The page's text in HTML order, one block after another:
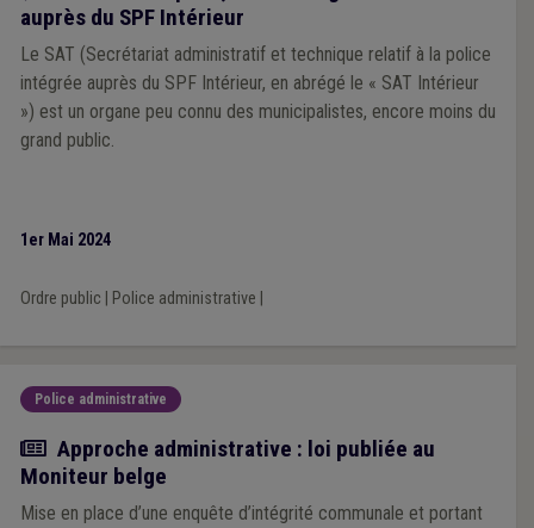
auprès du SPF Intérieur
Le SAT (Secrétariat administratif et technique relatif à la police
intégrée auprès du SPF Intérieur, en abrégé le « SAT Intérieur
») est un organe peu connu des municipalistes, encore moins du
grand public.
1er Mai 2024
Ordre public Police administrative
Police administrative
Actualité
Approche administrative : loi publiée au
Moniteur belge
Mise en place d’une enquête d’intégrité communale et portant